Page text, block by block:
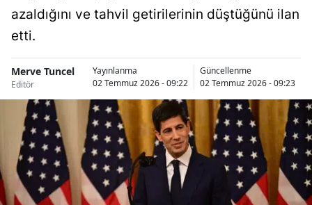
azaldığını ve tahvil getirilerinin düştüğünü ilan
etti.
Merve Tuncel
Editör
Yayınlanma
02 Temmuz 2026 - 09:22
Güncellenme
02 Temmuz 2026 - 09:23